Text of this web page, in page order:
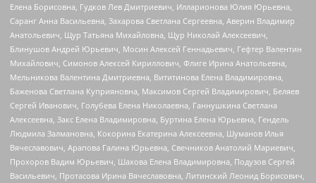
Елена Борисовна, Гудков Лев Дмитриевич, Илларионова Юлия Юрьевна,
Саранг Анна Васильевна, Захарова Светлана Сергеевна, Аверин Владимир
Анатольевич, Щур Татьяна Михайловна, Щур Николай Алексеевич,
Блинушов Андрей Юрьевич, Мосин Алексей Геннадьевич, Гефтер Валентин
Михайлович, Симонов Алексей Кириллович, Флиге Ирина Анатольевна,
Мельникова Валентина Дмитриевна, Вититинова Елена Владимировна,
Баженова Светлана Куприяновна, Максимов Сергей Владимирович, Беляев
Сергей Иванович, Голубева Елена Николаевна, Ганнушкина Светлана
Алексеевна, Закс Елена Владимировна, Буртина Елена Юрьевна, Гендель
Людмила Залмановна, Кокорина Екатерина Алексеевна, Шуманов Илья
Вячеславович, Арапова Галина Юрьевна, Свечников Анатолий Мариевич,
Прохоров Вадим Юрьевич, Шахова Елена Владимировна, Подузов Сергей
Васильевич, Протасова Ирина Вячеславовна, Литинский Леонид Борисович,